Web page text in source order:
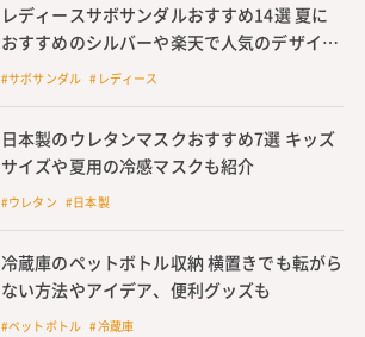
レディースサボサンダルおすすめ14選 夏に
おすすめのシルバーや楽天で人気のデザイン
を紹介
#サボサンダル #レディース
日本製のウレタンマスクおすすめ7選 キッズ
サイズや夏用の冷感マスクも紹介
#ウレタン #日本製
冷蔵庫のペットボトル収納 横置きでも転がら
ない方法やアイデア、便利グッズも
#ペットボトル #冷蔵庫